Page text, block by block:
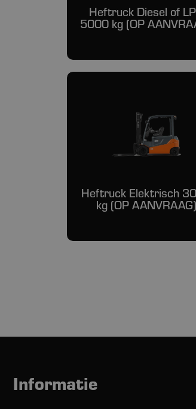
Heftruck Diesel of
5000 kg (OP
Heftruck Elektrisch
kg (OP AANVRAAG)
Informatie